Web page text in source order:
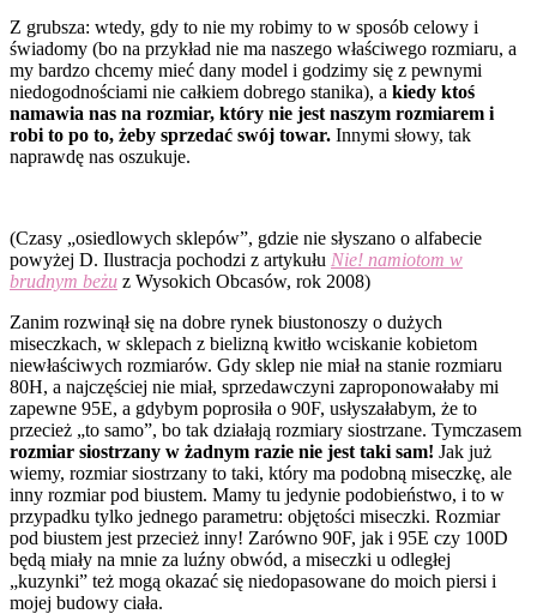
Z grubsza: wtedy, gdy to nie my robimy to w sposób celowy i
świadomy (bo na przykład nie ma naszego właściwego rozmiaru, a
my bardzo chcemy mieć dany model i godzimy się z pewnymi
niedogodnościami nie całkiem dobrego stanika), a kiedy ktoś
namawia nas na rozmiar, który nie jest naszym rozmiarem i
robi to po to, żeby sprzedać swój towar. Innymi słowy, tak
naprawdę nas oszukuje.
(Czasy „osiedlowych sklepów”, gdzie nie słyszano o alfabecie
powyżej D. Ilustracja pochodzi z artykułu Nie! namiotom w
brudnym beżu z Wysokich Obcasów, rok 2008)
Zanim rozwinął się na dobre rynek biustonoszy o dużych
miseczkach, w sklepach z bielizną kwitło wciskanie kobietom
niewłaściwych rozmiarów. Gdy sklep nie miał na stanie rozmiaru
80H, a najczęściej nie miał, sprzedawczyni zaproponowałaby mi
zapewne 95E, a gdybym poprosiła o 90F, usłyszałabym, że to
przecież „to samo”, bo tak działają rozmiary siostrzane. Tymczasem
rozmiar siostrzany w żadnym razie nie jest taki sam! Jak już
wiemy, rozmiar siostrzany to taki, który ma podobną miseczkę, ale
inny rozmiar pod biustem. Mamy tu jedynie podobieństwo, i to w
przypadku tylko jednego parametru: objętości miseczki. Rozmiar
pod biustem jest przecież inny! Zarówno 90F, jak i 95E czy 100D
będą miały na mnie za luźny obwód, a miseczki u odległej
„kuzynki” też mogą okazać się niedopasowane do moich piersi i
mojej budowy ciała.